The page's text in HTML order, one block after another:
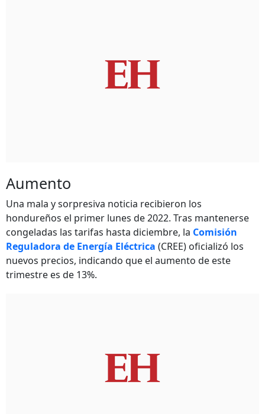
Aumento
Una mala y sorpresiva noticia recibieron los
hondureños el primer lunes de 2022. Tras mantenerse
congeladas las tarifas hasta diciembre, la Comisión
Reguladora de Energía Eléctrica (CREE) oficializó los
nuevos precios, indicando que el aumento de este
trimestre es de 13%.